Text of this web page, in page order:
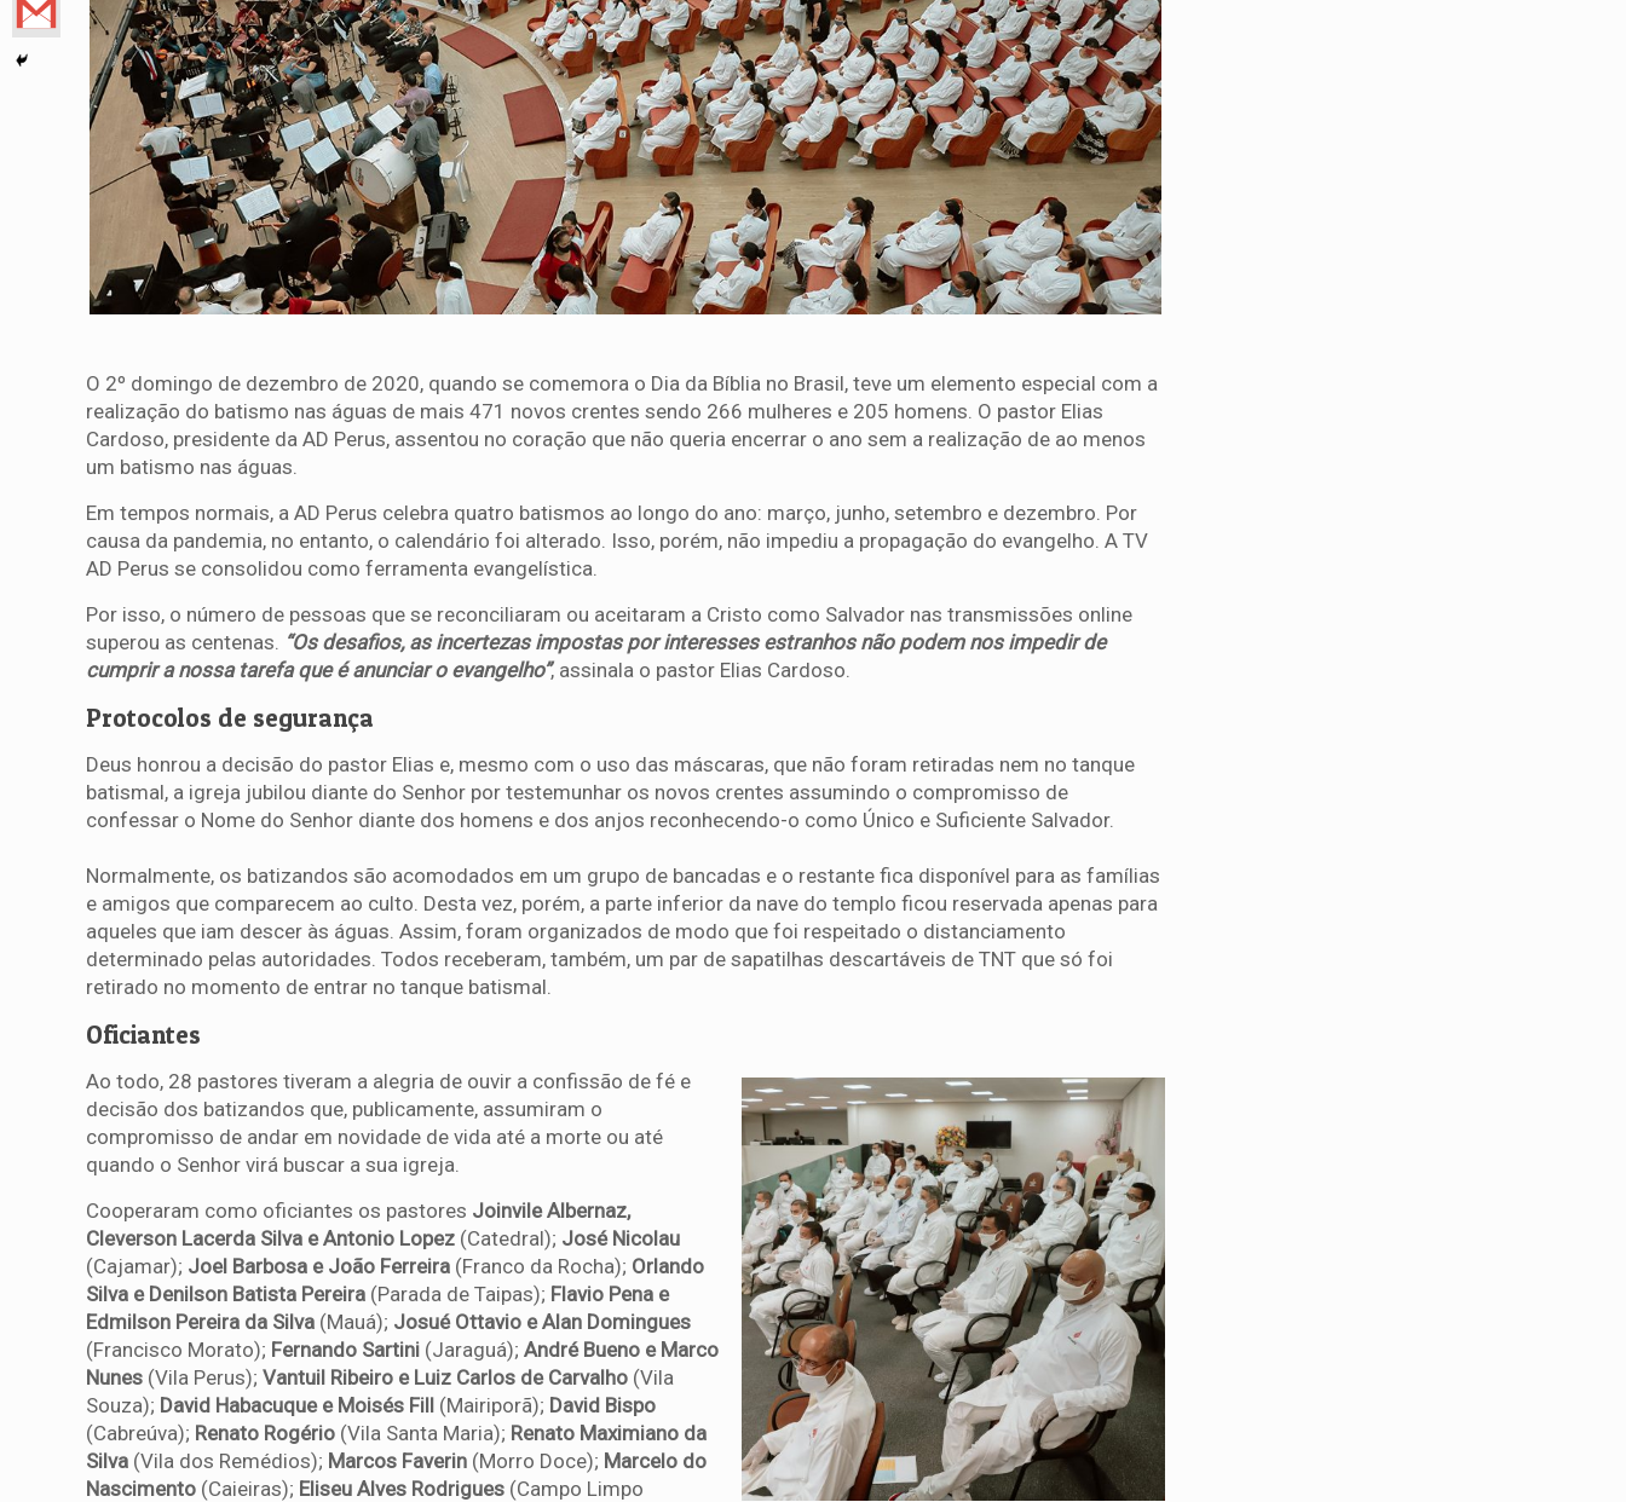
O 2º domingo de dezembro de 2020, quando se comemora o Dia da Bíblia no Brasil, teve um elemento especial com a
realização do batismo nas águas de mais 471 novos crentes sendo 266 mulheres e 205 homens. O pastor Elias
Cardoso, presidente da AD Perus, assentou no coração que não queria encerrar o ano sem a realização de ao menos
um batismo nas águas.
Em tempos normais, a AD Perus celebra quatro batismos ao longo do ano: março, junho, setembro e dezembro. Por
causa da pandemia, no entanto, o calendário foi alterado. Isso, porém, não impediu a propagação do evangelho. A TV
AD Perus se consolidou como ferramenta evangelística.
Por isso, o número de pessoas que se reconciliaram ou aceitaram a Cristo como Salvador nas transmissões online
superou as centenas. “Os desafios, as incertezas impostas por interesses estranhos não podem nos impedir de
cumprir a nossa tarefa que é anunciar o evangelho”, assinala o pastor Elias Cardoso.
Protocolos de segurança
Deus honrou a decisão do pastor Elias e, mesmo com o uso das máscaras, que não foram retiradas nem no tanque
batismal, a igreja jubilou diante do Senhor por testemunhar os novos crentes assumindo o compromisso de
confessar o Nome do Senhor diante dos homens e dos anjos reconhecendo-o como Único e Suficiente Salvador.
Normalmente, os batizandos são acomodados em um grupo de bancadas e o restante fica disponível para as famílias
e amigos que comparecem ao culto. Desta vez, porém, a parte inferior da nave do templo ficou reservada apenas para
aqueles que iam descer às águas. Assim, foram organizados de modo que foi respeitado o distanciamento
determinado pelas autoridades. Todos receberam, também, um par de sapatilhas descartáveis de TNT que só foi
retirado no momento de entrar no tanque batismal.
Oficiantes
Ao todo, 28 pastores tiveram a alegria de ouvir a confissão de fé e
decisão dos batizandos que, publicamente, assumiram o
compromisso de andar em novidade de vida até a morte ou até
quando o Senhor virá buscar a sua igreja.
Cooperaram como oficiantes os pastores Joinvile Albernaz,
Cleverson Lacerda Silva e Antonio Lopez (Catedral); José Nicolau
(Cajamar); Joel Barbosa e João Ferreira (Franco da Rocha); Orlando
Silva e Denilson Batista Pereira (Parada de Taipas); Flavio Pena e
Edmilson Pereira da Silva (Mauá); Josué Ottavio e Alan Domingues
(Francisco Morato); Fernando Sartini (Jaraguá);André Bueno e Marco
Nunes (Vila Perus);Vantuil Ribeiro e Luiz Carlos de Carvalho (Vila
Souza); David Habacuque e Moisés Fill (Mairiporã); David Bispo
(Cabreúva); Renato Rogério (Vila Santa Maria); Renato Maximiano da
Silva (Vila dos Remédios); Marcos Faverin (Morro Doce); Marcelo do
Nascimento (Caieiras); Eliseu Alves Rodrigues (Campo Limpo